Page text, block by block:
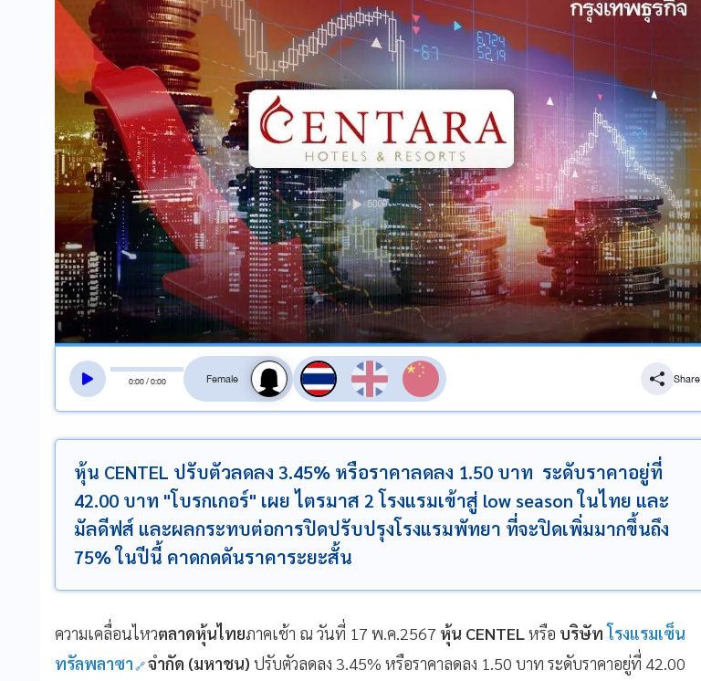
0:00/0:00
สลับเสียงอ่าน
Share
หุ้น CENTEL ปรับตัวลดลง 3.45% หรือราคาลดลง 1.50 บาท ระดับราคาอยู่ที่
42.00 บาท "โบรกเกอร์" เผย ไตรมาส 2 โรงแรมเข้าสู่ low season ในไทย และ
มัลดีฟส์ และผลกระทบต่อการปิดปรับปรุงโรงแรมพัทยา ที่จะปิดเพิ่มมากขึ้นถึง
75% ในปีนี้ คาดกดดันราคาระยะสั้น
ความเคลื่อนไหวตลาดหุ้นไทยภาคเช้า ณ วันที่ 17 พ.ค.2567 หุ้น CENTELหรือ บริษัทโรงแรมเซ็น
ทรัลพลาซา จำกัด (มหาชน) ปรับตัวลดลง 3.45% หรือราคาลดลง 1.50 บาท ระดับราคาอยู่ที่ 42.00